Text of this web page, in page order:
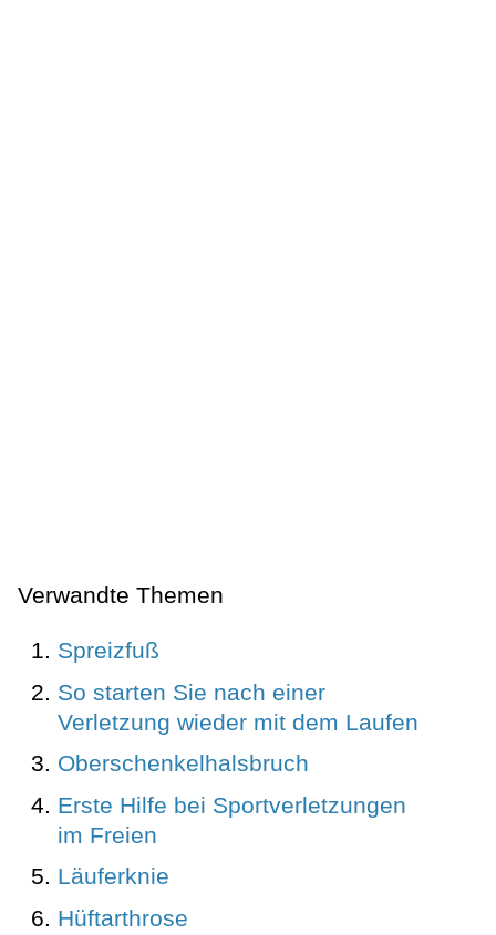
Verwandte Themen
Spreizfuß
So starten Sie nach einer
Verletzung wieder mit dem Laufen
Oberschenkelhalsbruch
Erste Hilfe bei Sportverletzungen
im Freien
Läuferknie
Hüftarthrose